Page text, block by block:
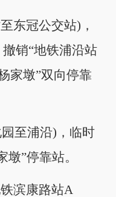
冠公交站)，
销“地铁浦沿站
家墩”双向停靠
至浦沿)，临时
”停靠站。
滨康路站A